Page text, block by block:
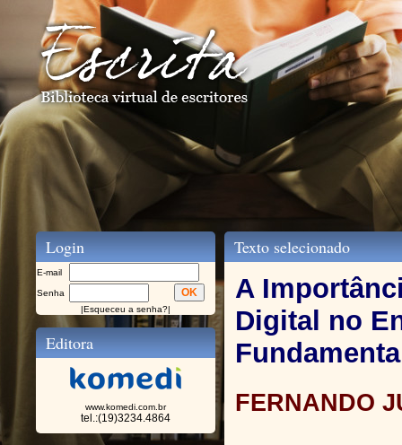
Login
E-mail
Senha
|Esqueceu a senha?|
Editora
www.komedi.com.br
tel.:(19)3234.4864
Texto selecionado
A
Digital no
FERNANDO